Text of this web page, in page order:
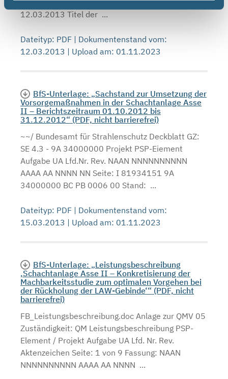
B1894844 9A 23400000 GHB R 0006 00 Stand:
12.03.2013 Titel der ...
Dateityp: PDF | Dokumentenstand vom:
12.03.2013 | Upload am: 01.11.2023
BfS-Unterlage: „Sachstand zur Umsetzung der
Vorsorgemaßnahmen in der Schachtanlage Asse
II – Berichtszeitraum 01.10.2012 bis
31.12.2012“ (PDF, nicht barrierefrei)
~~/ Bundesamt für Strahlenschutz Deckblatt GZ:
SE 4.3 - 9A 34000000 Projekt PSP-Eiement
Aufgabe UA Lfd.Nr. Rev. NAAN NNNNNNNNNN
AAAA AA NNNN NN Seite: I 81934151 9A
34000000 BC PB 0006 00 Stand: ...
Dateityp: PDF | Dokumentenstand vom:
15.03.2013 | Upload am: 01.11.2023
BfS-Unterlage: „Leistungsbeschreibung
‚Schachtanlage Asse II – Konkretisierung der
Machbarkeitsstudie zum optimalen Vorgehen bei
der Rückholung der LAW-Gebinde‘“ (PDF, nicht
barrierefrei)
FB_Leistungsbeschreibung.doc Anlage zur QMV 05
Zuständigkeit: QM Leistungsbeschreibung PSP-
Element / Projekt Aufgabe UA Lfd. Nr. Rev.
Aktenzeichen Seite: 1 von 9 Fassung: NAAN
NNNNNNNNNN AAAA AA NNNN ...